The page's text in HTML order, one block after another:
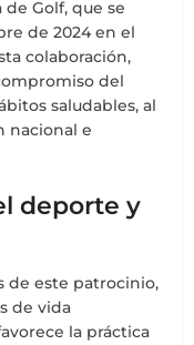
de Golf, que se
de 2024 en el
colaboración,
del
saludables, al
nacional e
deporte y
de este patrocinio,
de vida
la práctica